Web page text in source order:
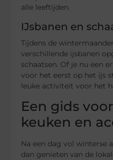
alle leeftijden.
IJsbanen en
Tijdens de
verschillende ijsbanen
schaatsen. Of je nu een
voor het eerst op het ijs
leuke activiteit voor het
Een gids
keuken en
Na een dag vol winterse
dan genieten van de